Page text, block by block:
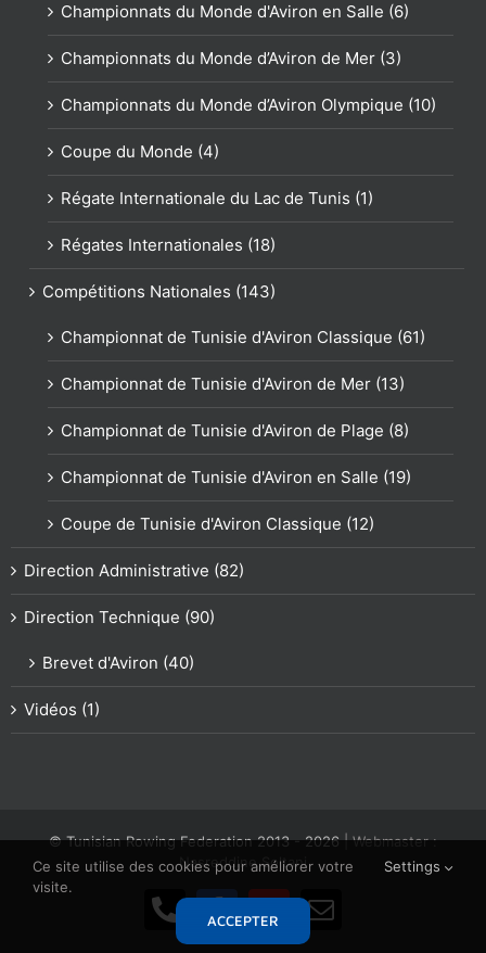
Championnats du Monde d'Aviron en Salle (6)
Championnats du Monde d’Aviron de Mer (3)
Championnats du Monde d’Aviron Olympique (10)
Coupe du Monde (4)
Régate Internationale du Lac de Tunis (1)
Régates Internationales (18)
Compétitions Nationales (143)
Championnat de Tunisie d'Aviron Classique (61)
Championnat de Tunisie d'Aviron de Mer (13)
Championnat de Tunisie d'Aviron de Plage (8)
Championnat de Tunisie d'Aviron en Salle (19)
Coupe de Tunisie d'Aviron Classique (12)
Direction Administrative (82)
Direction Technique (90)
Brevet d'Aviron (40)
Vidéos (1)
© Tunisian Rowing Federation 2013 -2026| Webmaster :
Nasreddine Soltani
Téléphone
Facebook
YouTube
Email
Ce site utilise des cookies pour améliorer votre
visite.
Settings
ACCEPTER